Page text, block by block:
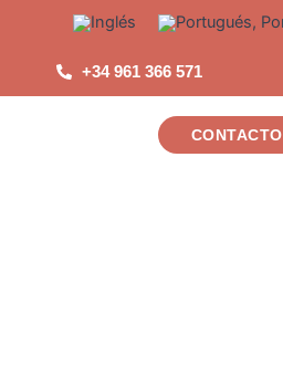
contenido
+34 961 366 571
CONTACTO